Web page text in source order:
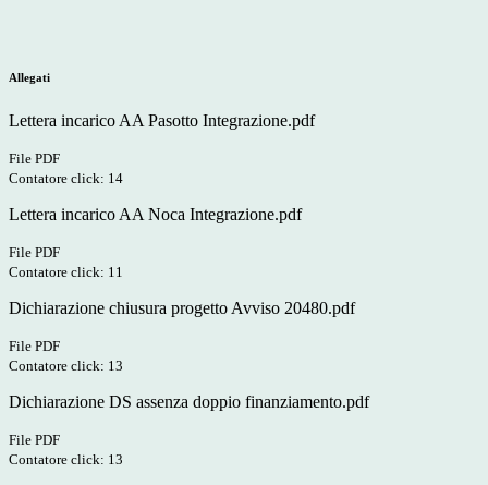
Allegati
Lettera incarico AA Pasotto Integrazione.pdf
File PDF
Contatore click: 14
Lettera incarico AA Noca Integrazione.pdf
File PDF
Contatore click: 11
Dichiarazione chiusura progetto Avviso 20480.pdf
File PDF
Contatore click: 13
Dichiarazione DS assenza doppio finanziamento.pdf
File PDF
Contatore click: 13